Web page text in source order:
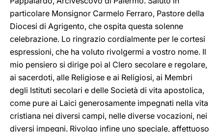
particolare Monsignor Carmelo Ferraro, Pastore della
Diocesi di Agrigento, che ospita questa solenne
celebrazione. Lo ringrazio cordialmente per le cortesi
espressioni, che ha voluto rivolgermi a vostro nome. Il
mio pensiero si dirige poi al Clero secolare e regolare,
ai sacerdoti, alle Religiose e ai Religiosi, ai Membri
degli Istituti secolari e delle Società di vita apostolica,
come pure ai Laici generosamente impegnati nella vita
cristiana nei diversi campi, nelle diverse vocazioni, nei
diversi impegni. Rivolgo infine uno speciale, affettuoso